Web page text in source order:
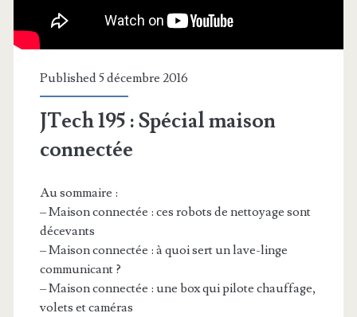
Published 5 décembre 2016
JTech 195 : Spécial maison
connectée
Au sommaire :
– Maison connectée : ces robots de nettoyage sont
décevants
– Maison connectée : à quoi sert un lave-linge
communicant ?
– Maison connectée : une box qui pilote chauffage,
volets et caméras